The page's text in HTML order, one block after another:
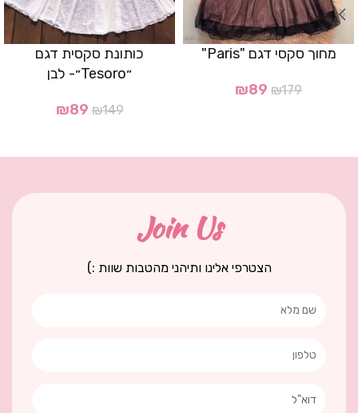
מחוך סקסי דגם "Paris"
₪179
₪89
כותונת סקסית דגם
״Tesoro״- לבן
₪149
₪89
Join Us
הצטרפי אלינו ותיהני מהטבות שוות :)